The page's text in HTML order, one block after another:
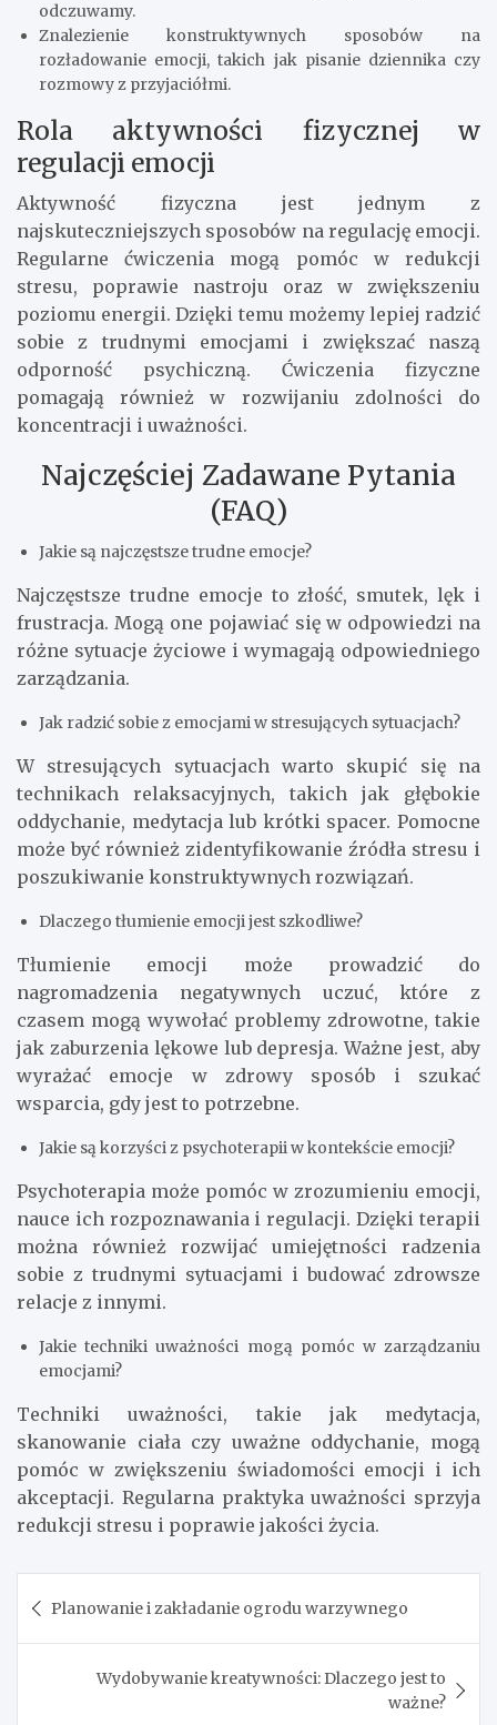
odczuwamy.
Znalezienie konstruktywnych sposobów na
rozładowanie emocji, takich jak pisanie dziennika czy
rozmowy z przyjaciółmi.
Rola aktywności fizycznej w
regulacji emocji
Aktywność fizyczna jest jednym z
najskuteczniejszych sposobów na regulację emocji.
Regularne ćwiczenia mogą pomóc w redukcji
stresu, poprawie nastroju oraz w zwiększeniu
poziomu energii. Dzięki temu możemy lepiej radzić
sobie z trudnymi emocjami i zwiększać naszą
odporność psychiczną. Ćwiczenia fizyczne
pomagają również w rozwijaniu zdolności do
koncentracji i uważności.
Najczęściej Zadawane Pytania
(FAQ)
Jakie są najczęstsze trudne emocje?
Najczęstsze trudne emocje to złość, smutek, lęk i
frustracja. Mogą one pojawiać się w odpowiedzi na
różne sytuacje życiowe i wymagają odpowiedniego
zarządzania.
Jak radzić sobie z emocjami w stresujących sytuacjach?
W stresujących sytuacjach warto skupić się na
technikach relaksacyjnych, takich jak głębokie
oddychanie, medytacja lub krótki spacer. Pomocne
może być również zidentyfikowanie źródła stresu i
poszukiwanie konstruktywnych rozwiązań.
Dlaczego tłumienie emocji jest szkodliwe?
Tłumienie emocji może prowadzić do
nagromadzenia negatywnych uczuć, które z
czasem mogą wywołać problemy zdrowotne, takie
jak zaburzenia lękowe lub depresja. Ważne jest, aby
wyrażać emocje w zdrowy sposób i szukać
wsparcia, gdy jest to potrzebne.
Jakie są korzyści z psychoterapii w kontekście emocji?
Psychoterapia może pomóc w zrozumieniu emocji,
nauce ich rozpoznawania i regulacji. Dzięki terapii
można również rozwijać umiejętności radzenia
sobie z trudnymi sytuacjami i budować zdrowsze
relacje z innymi.
Jakie techniki uważności mogą pomóc w zarządzaniu
emocjami?
Techniki uważności, takie jak medytacja,
skanowanie ciała czy uważne oddychanie, mogą
pomóc w zwiększeniu świadomości emocji i ich
akceptacji. Regularna praktyka uważności sprzyja
redukcji stresu i poprawie jakości życia.
wpisu
Planowanie i zakładanie ogrodu warzywnego
Wydobywanie kreatywności: Dlaczego jest to
ważne?